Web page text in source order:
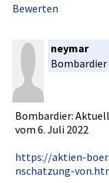
Bewerten
neymar
Bombardier­
Bombardier­:
vom 6. Juli 2022
https://ak­tien-
nschatzung­-